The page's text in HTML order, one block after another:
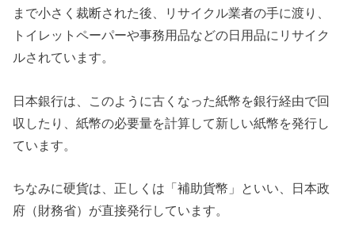
まで小さく裁断された後、リサイクル業者の手に渡り、
トイレットペーパーや事務用品などの日用品にリサイク
ルされています。
日本銀行は、このように古くなった紙幣を銀行経由で回
収したり、紙幣の必要量を計算して新しい紙幣を発行し
ています。
ちなみに硬貨は、正しくは「補助貨幣」といい、日本政
府（財務省）が直接発行しています。